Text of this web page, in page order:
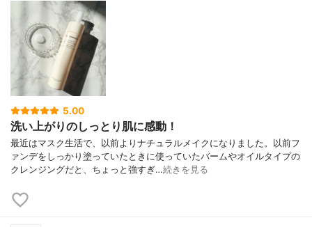
5.00
洗い上がりのしっとり肌に感動！
最近はマスク生活で、以前よりナチュラルメイクになりました。以前フ
ァンデをしっかり塗っていたときに使っていたバームやオイルタイプの
クレンジングだと、ちょっと強すぎ…続きを見る